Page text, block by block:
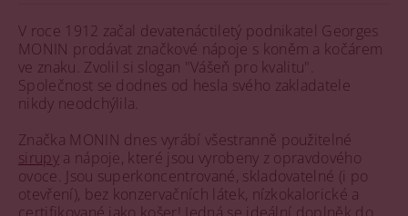
V roce 1912 začal devatenáctiletý podnikatel Georges
MONIN prodávat značkové nápoje s koněm a kočárem
ve znaku. Zvolil si slogan "Vášeň pro kvalitu".
Společnost se dodnes od hesla svého zakladatele
nikdy neodchýlila.
Značka MONIN dnes vyrábí všestranně použitelné
sirupya nápoje, které jsou vyrobeny z opravdového
ovoce. Jsou superkoncentrované, skladovatelné (i po
otevření), bez konzervačních látek, nízkokalorické a